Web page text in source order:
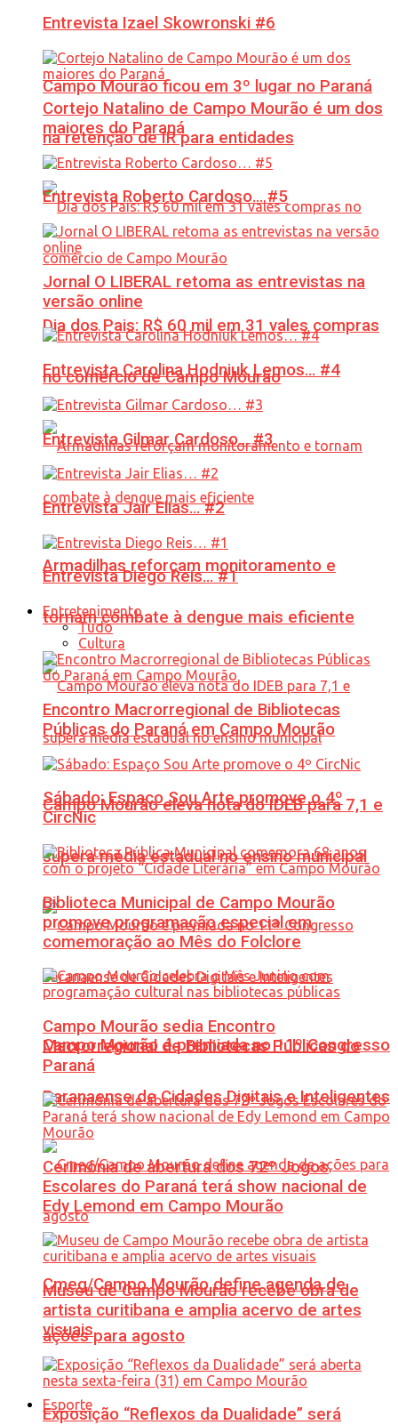
Campo Mourão ficou em 3º lugar no Paraná
na retenção de IR para entidades
Dia dos Pais: R$ 60 mil em 31 vales compras
no comércio de Campo Mourão
Armadilhas reforçam monitoramento e
tornam combate à dengue mais eficiente
Campo Mourão eleva nota do IDEB para 7,1 e
supera média estadual no ensino municipal
Campo Mourão é premiada no 11º Congresso
Paranaense de Cidades Digitais e Inteligentes
Cmeg/Campo Mourão define agenda de
ações para agosto
Esporte
Entrevista Izael Skowronski #6
Cortejo Natalino de Campo Mourão é um dos
maiores do Paraná
Entrevista Roberto Cardoso… #5
Jornal O LIBERAL retoma as entrevistas na
versão online
Entrevista Carolina Hodniuk Lemos… #4
Entrevista Gilmar Cardoso… #3
Entrevista Jair Elias… #2
Entrevista Diego Reis… #1
Entretenimento
Tudo
Cultura
Encontro Macrorregional de Bibliotecas
Públicas do Paraná em Campo Mourão
Sábado: Espaço Sou Arte promove o 4º
CircNic
Biblioteca Municipal de Campo Mourão
promove programação especial em
comemoração ao Mês do Folclore
Campo Mourão sedia Encontro
Macrorregional de Bibliotecas Públicas do
Paraná
Cerimônia de abertura dos 72º Jogos
Escolares do Paraná terá show nacional de
Edy Lemond em Campo Mourão
Museu de Campo Mourão recebe obra de
artista curitibana e amplia acervo de artes
visuais
Exposição “Reflexos da Dualidade” será